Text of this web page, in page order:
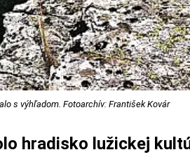
s výhľadom. Fotoarchív: František Kovár
hradisko lužickej